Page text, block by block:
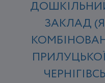
ЗАКЛАД